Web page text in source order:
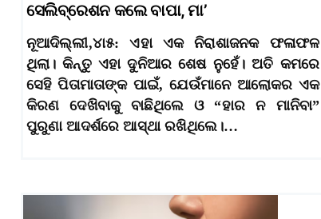
ସେଲିବ୍ରେଶନ କଲେ ବାପା, ମା’
ନୂଆଦିଲ୍ଲୀ,୪ା୫: ଏହା ଏକ ନିରାଶାଜନକ ଫଳାଫଳ
ଥିଲା। କିନ୍ତୁ ଏହା ଦୁନିଆର ଶେଷ ନୁହେଁ। ଅତି କମରେ
ସେହି ପିତାମାତାଙ୍କ ପାଇଁ, ଯେଉଁମାନେ ଆଲୋକର ଏକ
କିରଣ ଦେଖିବାକୁ ବାଛିଥିଲେ ଓ “ହାର ନ ମାନିବା”
ପୁରୁଣା ଆଦର୍ଶରେ ଆସ୍ଥା ରଖିଥିଲେ।…